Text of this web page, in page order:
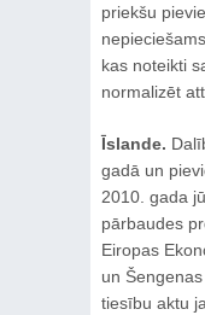
priekšu
kas noteikti
normalizēt
Īslande.
gadā un
2010. gada
pārbaudes
Eiropas
un
tiesību aktu